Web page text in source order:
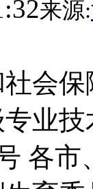
来源:
会
业
各